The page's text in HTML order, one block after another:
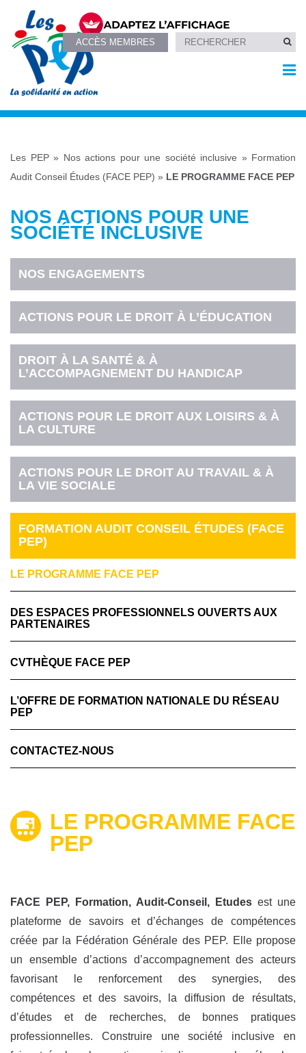
ACCÈS MEMBRES
Les PEP» Nos actions pour une société inclusive » Formation
Audit Conseil Études (FACE PEP) » LE PROGRAMME FACE PEP
NOS ACTIONS POUR UNE
SOCIÉTÉ INCLUSIVE
NOS ENGAGEMENTS
ACTIONS POUR LE DROIT À L’ÉDUCATION
DROIT À LA SANTÉ & À
L’ACCOMPAGNEMENT DU HANDICAP
ACTIONS POUR LE DROIT AUX LOISIRS & À
LA CULTURE
ACTIONS POUR LE DROIT AU TRAVAIL & À
LA VIE SOCIALE
FORMATION AUDIT CONSEIL ÉTUDES (FACE
PEP)
LE PROGRAMME FACE PEP
DES ESPACES PROFESSIONNELS OUVERTS AUX
PARTENAIRES
CVTHÈQUE FACE PEP
L’OFFRE DE FORMATION NATIONALE DU RÉSEAU
PEP
CONTACTEZ-NOUS
LE PROGRAMME FACE
PEP
FACE PEP, Formation, Audit-Conseil, Etudes est une
plateforme de savoirs et d’échanges de compétences
créée par la Fédération Générale des PEP. Elle propose
un ensemble d’actions d’accompagnement des acteurs
favorisant le renforcement des synergies, des
compétences et des savoirs, la diffusion de résultats,
d’études et de recherches, de bonnes pratiques
professionnelles. Construire une société inclusive en